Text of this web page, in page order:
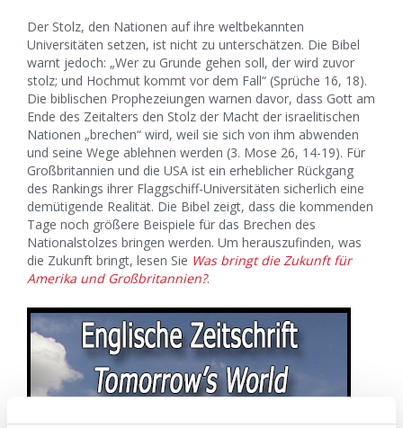
Der Stolz, den Nationen auf ihre weltbekannten
Universitäten setzen, ist nicht zu unterschätzen. Die Bibel
warnt jedoch: „Wer zu Grunde gehen soll, der wird zuvor
stolz; und Hochmut kommt vor dem Fall“ (Sprüche 16, 18).
Die biblischen Prophezeiungen warnen davor, dass Gott am
Ende des Zeitalters den Stolz der Macht der israelitischen
Nationen „brechen“ wird, weil sie sich von ihm abwenden
und seine Wege ablehnen werden (3. Mose 26, 14-19). Für
Großbritannien und die USA ist ein erheblicher Rückgang
des Rankings ihrer Flaggschiff-Universitäten sicherlich eine
demütigende Realität. Die Bibel zeigt, dass die kommenden
Tage noch größere Beispiele für das Brechen des
Nationalstolzes bringen werden. Um herauszufinden, was
die Zukunft bringt, lesen Sie Was bringt die Zukunft für
Amerika und Großbritannien?.